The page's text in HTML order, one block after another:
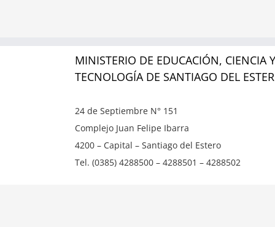
MINISTERIO DE EDUCACIÓN, CIENCIA Y
TECNOLOGÍA DE SANTIAGO DEL
24 de Septiembre N° 151
Complejo Juan Felipe Ibarra
4200 – Capital – Santiago del Estero
Tel. (0385) 4288500 – 4288501 – 4288502